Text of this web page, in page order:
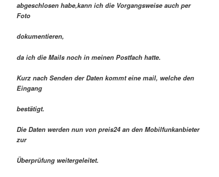
abgeschlosen habe,kann ich die Vorgangsweise auch per
Foto
dokumentieren,
da ich die Mails noch in meinen Postfach hatte.
Kurz nach Senden der Daten kommt eine mail, welche den
Eingang
bestätigt.
Die Daten werden nun von preis24 an den Mobilfunkanbieter
zur
Überprüfung weitergeleitet.